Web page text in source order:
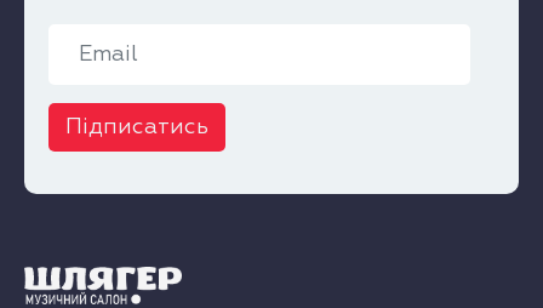
Підписатись